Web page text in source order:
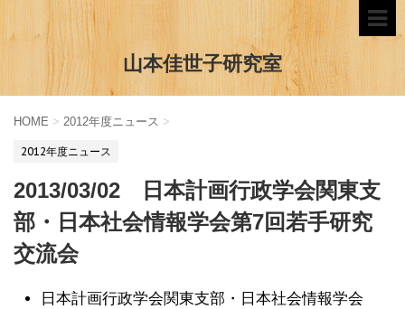
山本佳世子研究室
HOME > 2012年度ニュース >
2012年度ニュース
2013/03/02 日本計画行政学会関東支
部・日本社会情報学会第7回若手研究
交流会
日本計画行政学会関東支部・日本社会情報学会